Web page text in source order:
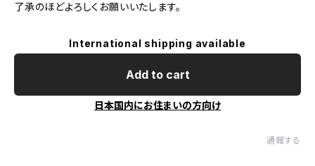
了承のほどよろしくお願いいたします。
International shipping available
Add to cart
日本国内にお住まいの方向け
通報する